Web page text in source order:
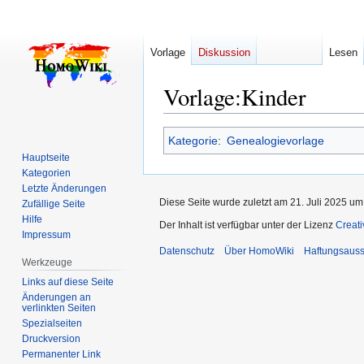
Vorlage:Kinder
Zur
Navigation
springen
Zur
Suche
springen
Kategorie: Genealogievorlage
Vorlage Diskussion Lesen
Hauptseite
Kategorien
Letzte Änderungen
Zufällige Seite
Hilfe
Impressum
Werkzeuge
Links auf diese Seite
Änderungen an
verlinkten Seiten
Spezialseiten
Druckversion
Permanenter Link
Diese Seite wurde zuletzt am 21. Juli 2025
Der Inhalt ist verfügbar unter der Lizenz
Datenschutz Über HomoWiki